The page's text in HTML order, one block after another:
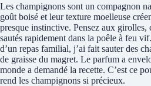
Les champignons sont un compagnon
goût boisé et leur texture moelleuse
presque instinctive. Pensez aux girolles,
sautés rapidement dans la poêle à feu
d’un repas familial, j’ai fait sauter des
de graisse du magret. Le parfum a
monde a demandé la recette. C’est ce
rend les champignons si précieux.